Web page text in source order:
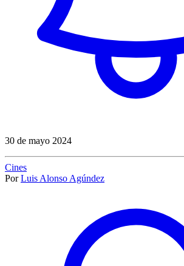
30 de mayo 2024
Cines
Por Luis Alonso Agúndez